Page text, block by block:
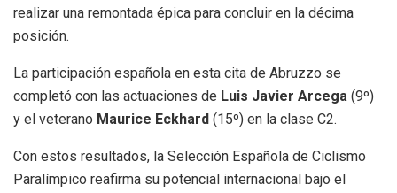
realizar una remontada épica para concluir en la décima
posición.
La participación española en esta cita de Abruzzo se
completó con las actuaciones de Luis Javier Arcega (9º)
y el veterano Maurice Eckhard (15º) en la clase C2.
Con estos resultados, la Selección Española de Ciclismo
Paralímpico reafirma su potencial internacional bajo el